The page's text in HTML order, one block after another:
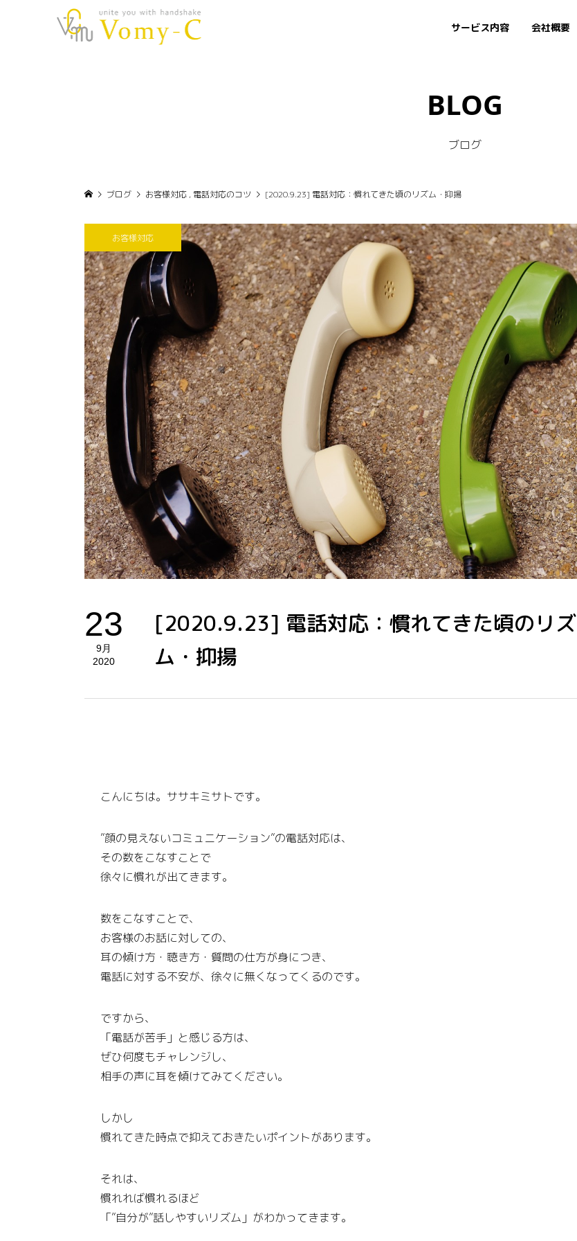
サービス内容 会社概要
BLOG
ブログ
ブログ お客様対応 , 電話対応のコツ [2020.9.23] 電話対応：慣れてきた頃のリズム・抑揚
お客様対応
23
9月
2020
[2020.9.23] 電話対応：慣れてきた頃のリズ
ム・抑揚
こんにちは。ササキミサトです。
”顔の見えないコミュニケーション”の電話対応は、
その数をこなすことで
徐々に慣れが出てきます。
数をこなすことで、
お客様のお話に対しての、
耳の傾け方・聴き方・質問の仕方が身につき、
電話に対する不安が、徐々に無くなってくるのです。
ですから、
「電話が苦手」と感じる方は、
ぜひ何度もチャレンジし、
相手の声に耳を傾けてみてください。
しかし
慣れてきた時点で抑えておきたいポイントがあります。
それは、
慣れれば慣れるほど
「”自分が”話しやすいリズム」がわかってきます。